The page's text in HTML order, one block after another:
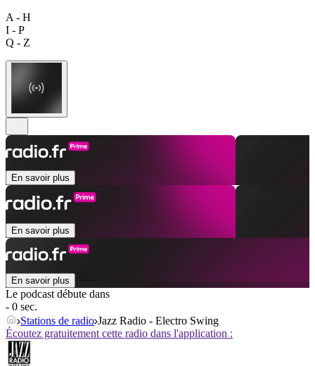
A - H
I - P
Q - Z
En savoir plus
En savoir plus
En savoir plus
Le podcast débute dans
- 0 sec.
Stations de radio Jazz Radio - Electro Swing
Écoutez gratuitement cette radio dans l'application :